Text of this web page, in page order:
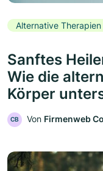
Alternative Therapien
Sanftes
Wie die
Körper
CB Von Firmenweb